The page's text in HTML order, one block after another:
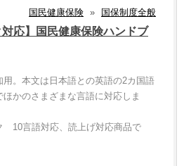
国民健康保険 » 国保制度全般
対応】国民健康保険ハンドブ
。本文は日本語との英語の2カ国語
かのさまざまな言語に対応しま
10言語対応、読上げ対応商品で